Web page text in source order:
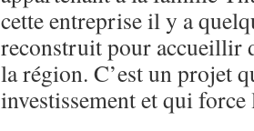
cette entreprise il y a
reconstruit pour accueillir
la région. C’est un projet
investissement et qui